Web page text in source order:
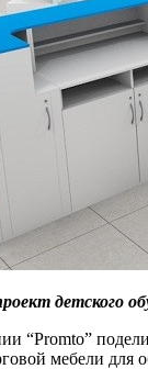
детского
“Promto”
мебели для